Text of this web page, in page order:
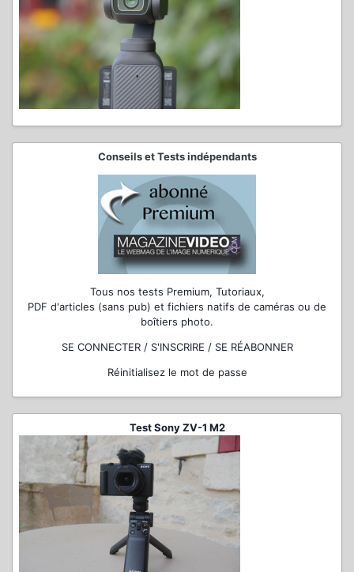
Conseils et Tests indépendants
Tous nos tests Premium, Tutoriaux,
PDF d'articles (sans pub) et fichiers natifs de caméras ou de
boîtiers photo.
SE CONNECTER / S'INSCRIRE / SE RÉABONNER
Réinitialisez le mot de passe
Test Sony ZV-1 M2